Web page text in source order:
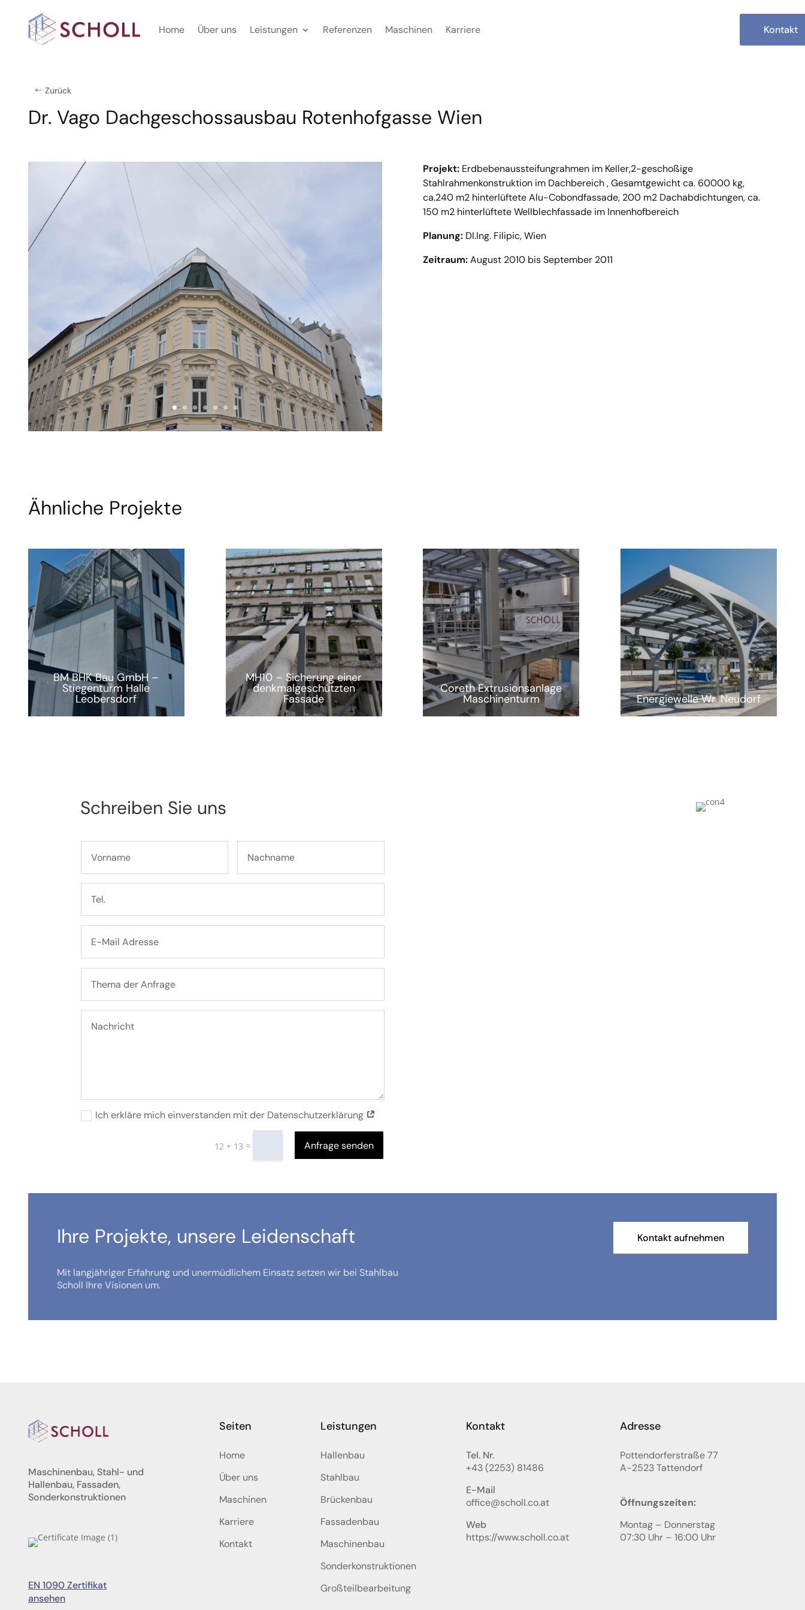
Home Über uns Leistungen Referenzen Maschinen Karriere Kontakt
Zurück
Dr. Vago Dachgeschossausbau Rotenhofgasse Wien
Projekt: Erdbebenaussteifungrahmen im Keller,2-geschoßige
Stahlrahmenkonstruktion im Dachbereich , Gesamtgewicht ca. 60000 kg,
ca.240 m2 hinterlüftete Alu-Cobondfassade, 200 m2 Dachabdichtungen, ca.
150 m2 hinterlüftete Wellblechfassade im Innenhofbereich
Planung: DI.Ing. Filipic, Wien
Zeitraum:August 2010 bis September 2011
Ähnliche Projekte
BM BHK Bau GmbH –
Stiegenturm Halle
Leobersdorf
MH10 – Sicherung einer
denkmalgeschützten
Fassade
Coreth Extrusionsanlage
Maschinenturm Energiewelle Wr. Neudorf
Schreiben Sie uns
Ich erkläre mich einverstanden mit der Datenschutzerklärung
12 + 13 = Anfrage senden
Ihre Projekte, unsere Leidenschaft
Mit langjähriger Erfahrung und unermüdlichem Einsatz setzen wir bei Stahlbau
Scholl Ihre Visionen um.
Kontakt aufnehmen
Maschinenbau, Stahl- und
Hallenbau, Fassaden,
Sonderkonstruktionen
EN 1090 Zertifikat
ansehen
Seiten
Home
Über uns
Maschinen
Karriere
Kontakt
Leistungen
Hallenbau
Stahlbau
Brückenbau
Fassadenbau
Maschinenbau
Sonderkonstruktionen
Großteilbearbeitung
Kontakt
Tel. Nr.
+43 (2253) 81486
E-Mail
office@scholl.co.at
Web
https://www.scholl.co.at
Adresse
Pottendorferstraße 77
A-2523Tattendorf
Öffnungszeiten:
Montag – Donnerstag
07:30 Uhr – 16:00 Uhr